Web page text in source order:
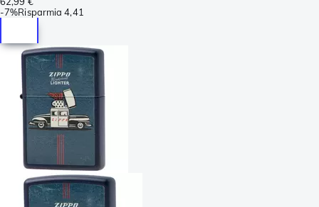
-7%Risparmia 4,41